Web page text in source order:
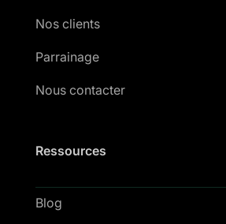
Nos clients
Parrainage
Nous contacter
Ressources
Blog